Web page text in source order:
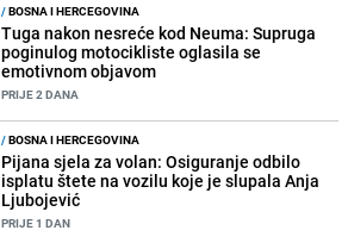
/BOSNA I HERCEGOVINA
Tuga nakon nesreće kod Neuma: Supruga
poginulog motocikliste oglasila se
emotivnom objavom
PRIJE 2 DANA
/BOSNA I HERCEGOVINA
Pijana sjela za volan: Osiguranje odbilo
isplatu štete na vozilu koje je slupala Anja
Ljubojević
PRIJE 1 DAN